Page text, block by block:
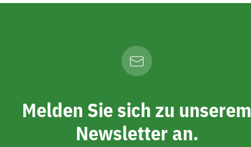
Melden Sie sich zu unserem
Newsletter an.